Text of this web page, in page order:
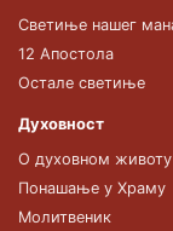
Светиње нашег
12 Апостола
Остале светиње
Духовност
О духовном животу
Понашање у Храму
Молитвеник